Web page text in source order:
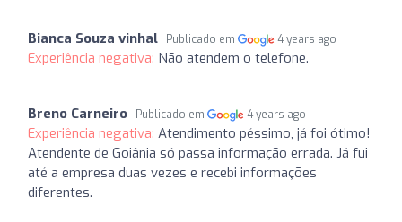
Bianca Souza vinhal Publicado em 4 years ago
Experiência negativa: Não atendem o telefone.
Breno Carneiro Publicado em 4 years ago
Experiência negativa: Atendimento péssimo, já foi ótimo!
Atendente de Goiânia só passa informação errada. Já fui
até a empresa duas vezes e recebi informações
diferentes.